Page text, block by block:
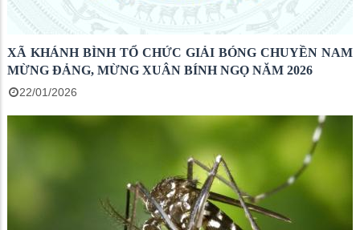
XÃ KHÁNH BÌNH TỔ CHỨC GIẢI BÓNG CHUYỀN NAM
MỪNG ĐẢNG, MỪNG XUÂN BÍNH NGỌ NĂM 2026
22/01/2026